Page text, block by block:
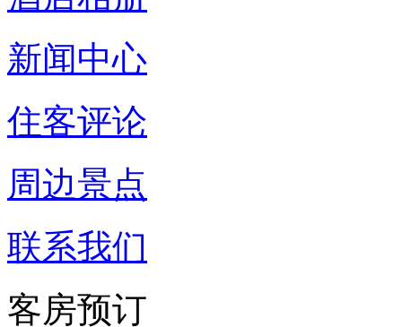
新闻中心
住客评论
周边景点
联系我们
客房预订